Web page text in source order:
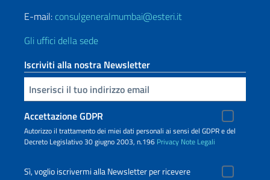
E-mail: consulgeneralmumbai@esteri.it
Gli uffici della sede
Iscriviti alla nostra Newsletter
Inserisci la tua email
Accettazione GDPR
Autorizzo il trattamento dei miei dati personali ai sensi del GDPR e del
Decreto Legislativo 30 giugno 2003, n.196 Privacy Note Legali
Sì, voglio iscrivermi alla Newsletter per ricevere